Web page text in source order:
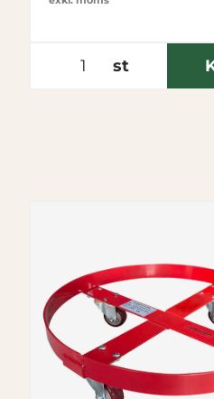
hittar hela vårt
Är du osäker på
st